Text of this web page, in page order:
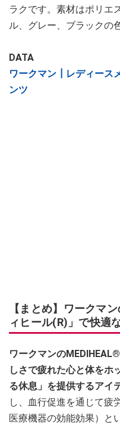
ラクです。素材はポリエ
ル、グレー、ブラックの
DATA
ワークマン┃レディース
ンツ
【まとめ】ワークマ
ィヒール(R)」で快適
ワークマンの
しさで疲れた心と体をホ
る休息」を提供するアイ
し、血行促進を通じて疲
医療機器の効能効果）と